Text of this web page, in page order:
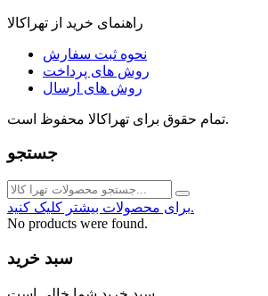
راهنمای خرید از تهراکالا
نحوه ثبت سفارش
روش های پرداخت
روش های ارسال
تمام حقوق برای تهراکالا محفوظ است.
جستجو
برای محصولات بیشتر کلیک کنید.
No products were found.
سبد خرید